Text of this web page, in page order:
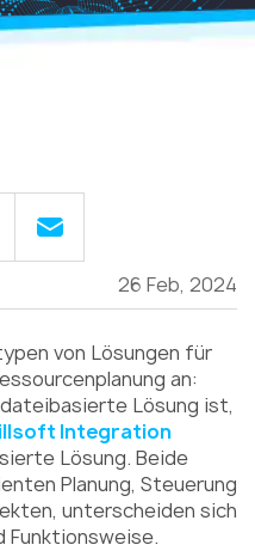
26 Feb, 2024
von Lösungen für
an:
Lösung ist,
Integration
Lösung. Beide
Planung, Steuerung
unterscheiden sich
Funktionsweise.